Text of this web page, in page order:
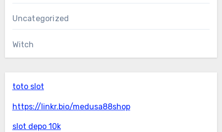
Uncategorized
Witch
toto slot
https://linkr.bio/medusa88shop
slot depo 10k